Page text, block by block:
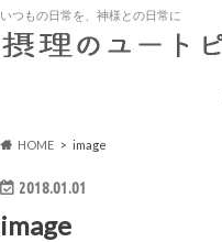
いつもの日常を、神様との日常に
HOME image
2018.01.01
image